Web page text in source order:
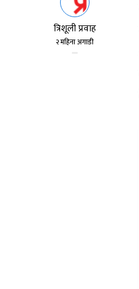
त्रिशूली प्रवाह
२ महिना अगाडी